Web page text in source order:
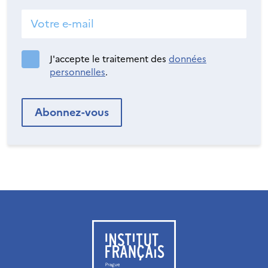
J'accepte le traitement des données
personnelles.